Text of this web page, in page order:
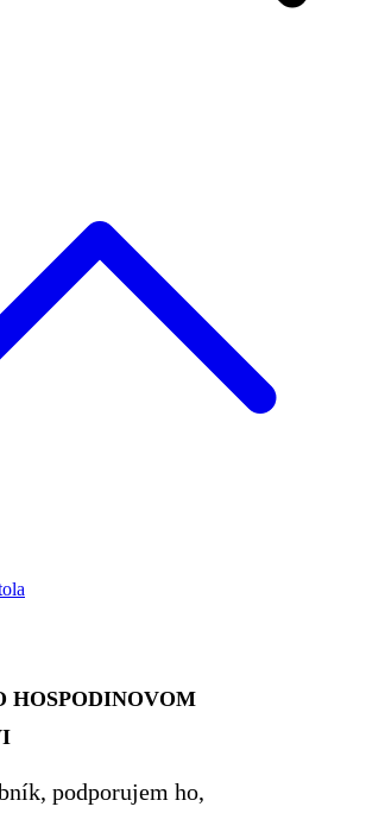
HOSPODINOVOM
podporujem ho,